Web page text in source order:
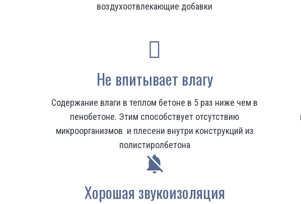
воздухоотвлекающие добавки
Не впитывает влагу
Содержание влаги в теплом бетоне в 5 раз ниже чем в
пенобетоне. Этим способствует отсутствию
микроорганизмов и плесени внутри конструкций из
полистиролбетона
notifications_off
Хорошая звукоизоляция